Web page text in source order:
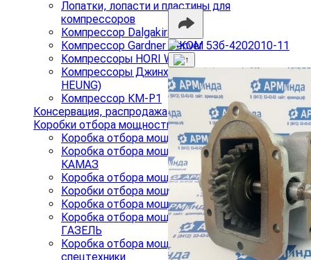
Лопатки, лопасти и пластины для
компрессоров
Компрессор Dalgakiran
Компрессор Gardner Denver
Компрессоры HORI WING
Компрессоры Джинхунг (JIN
HEUNG)
Компрессор КМ-Р1
Консервация, распродажа
Коробки отбора мощности (КОМ) ›
Коробка отбора мощности ГАЗ
Коробка отбора мощности
КАМАЗ
Коробка отбора мощности МАЗ
Коробки отбора мощности ЗИЛ
Коробка отбора мощности ZF
Коробка отбора мощности на
ГАЗЕЛЬ
Коробка отбора мощности для
спецтехники